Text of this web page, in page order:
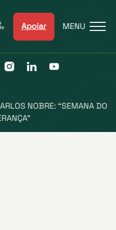
Apoiar MENU
NOBRE: “SEMANA DO